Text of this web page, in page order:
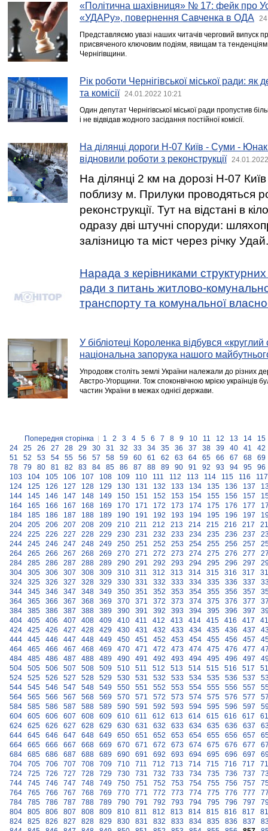
«Політична шахівниця» № 17: фейк про
«УДАРу», повернення Савченка в ОДА
Представляємо увазі наших читачів черговий випуск
присвяченого ключовим подіям, явищам та тенденціям
Чернігівщини.
Рік роботи Чернігівської міської ради: як
та комісії
24.01.2022 10:21
Один депутат Чернігівської міської ради пропустив
і не відвідав жодного засідання постійної комісії.
На ділянці дороги Н-07 Київ - Суми -
відновили роботи з реконструкції
На ділянці 2 км на дорозі Н-07
поблизу м. Прилуки проводяться
реконструкції. Тут на відстані в
одразу дві штучні споруди:
залізницю та міст через річку Удай.
Нарада з керівниками структурних
ради з питань житлово-
транспорту та комунальної
У бібліотеці Короленка відбувся «круглий
національна запорука нашого
Упродовж століть землі України належали до різних
Австро-Угорщини. Тож споконвічною мрією українців
частин України в межах однієї держави.
Попередня сторінка 1 2 3 4 5 6 7 8 9 10 11 12 13 14
15
24
25 26 27 28 29 30 31 32 33 34 35 36 37 38 39 40 41
42
51
52 53 54 55 56 57 58 59 60 61 62 63 64 65 66 67 68
69
78
79 80 81 82 83 84 85 86 87 88 89 90 91 92 93 94 95
96
103
104 105 106 107 108 109 110 111 112 113 114 115 116
117
124
125 126 127 128 129 130 131 132 133 134 135 136 137
144
145 146 147 148 149 150 151 152 153 154 155 156 157
164
165 166 167 168 169 170 171 172 173 174 175 176 177
184
185 186 187 188 189 190 191 192 193 194 195 196 197
204
205 206 207 208 209 210 211 212 213 214 215 216 217
224
225 226 227 228 229 230 231 232 233 234 235 236 237
244
245 246 247 248 249 250 251 252 253 254 255 256 257
264
265 266 267 268 269 270 271 272 273 274 275 276 277
284
285 286 287 288 289 290 291 292 293 294 295 296 297
304
305 306 307 308 309 310 311 312 313 314 315 316 317
324
325 326 327 328 329 330 331 332 333 334 335 336 337
344
345 346 347 348 349 350 351 352 353 354 355 356 357
364
365 366 367 368 369 370 371 372 373 374 375 376 377
384
385 386 387 388 389 390 391 392 393 394 395 396 397
404
405 406 407 408 409 410 411 412 413 414 415 416 417
424
425 426 427 428 429 430 431 432 433 434 435 436 437
444
445 446 447 448 449 450 451 452 453 454 455 456 457
464
465 466 467 468 469 470 471 472 473 474 475 476 477
484
485 486 487 488 489 490 491 492 493 494 495 496 497
504
505 506 507 508 509 510 511 512 513 514 515 516 517
524
525 526 527 528 529 530 531 532 533 534 535 536 537
544
545 546 547 548 549 550 551 552 553 554 555 556 557
564
565 566 567 568 569 570 571 572 573 574 575 576 577
584
585 586 587 588 589 590 591 592 593 594 595 596 597
604
605 606 607 608 609 610 611 612 613 614 615 616 617
624
625 626 627 628 629 630 631 632 633 634 635 636 637
644
645 646 647 648 649 650 651 652 653 654 655 656 657
664
665 666 667 668 669 670 671 672 673 674 675 676 677
684
685 686 687 688 689 690 691 692 693 694 695 696 697
704
705 706 707 708 709 710 711 712 713 714 715 716 717
724
725 726 727 728 729 730 731 732 733 734 735 736 737
744
745 746 747 748 749 750 751 752 753 754 755 756 757
764
765 766 767 768 769 770 771 772 773 774 775 776 777
784
785 786 787 788 789 790 791 792 793 794 795 796 797
804
805 806 807 808 809 810 811 812 813 814 815 816 817
824
825 826 827 828 829 830 831 832 833 834 835 836 837